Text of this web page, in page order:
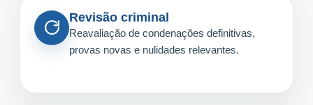
Revisão criminal
Reavaliação de condenações definitivas,
provas novas e nulidades relevantes.